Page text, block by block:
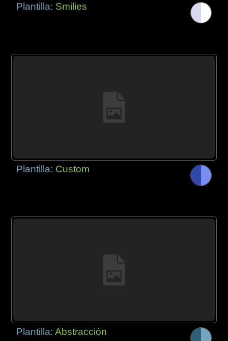
Plantilla: Smilies
Plantilla: Custom
Plantilla:Abstracción